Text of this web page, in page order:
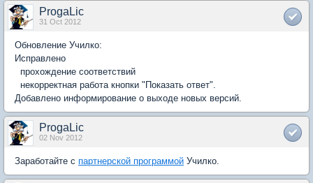
ProgaLic
31 Oct 2012
Обновление Училко:
Исправлено
прохождение соответствий
некорректная работа кнопки "Показать ответ".
Добавлено информирование о выходе новых версий.
ProgaLic
02 Nov 2012
Заработайте с партнерской программой Училко.